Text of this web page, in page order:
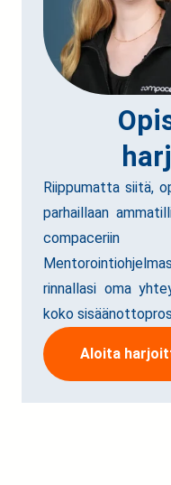
Riippumatta siitä,
parhaillaan
compaceriin
rinnallasi oma
koko
Aloita